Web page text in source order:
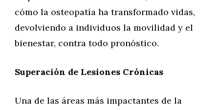
cómo la osteopatía ha transformado vidas,
devolviendo a individuos la movilidad y el
bienestar, contra todo pronóstico.
Superación de Lesiones Crónicas
Una de las áreas más impactantes de la